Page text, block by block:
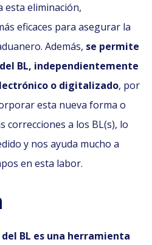
esta eliminación,
eficaces para asegurar la
Además, se permite
BL, independientemente
o digitalizado, por
esta nueva forma o
a los BL(s), lo
y nos ayuda mucho a
en esta labor.
BL es una herramienta